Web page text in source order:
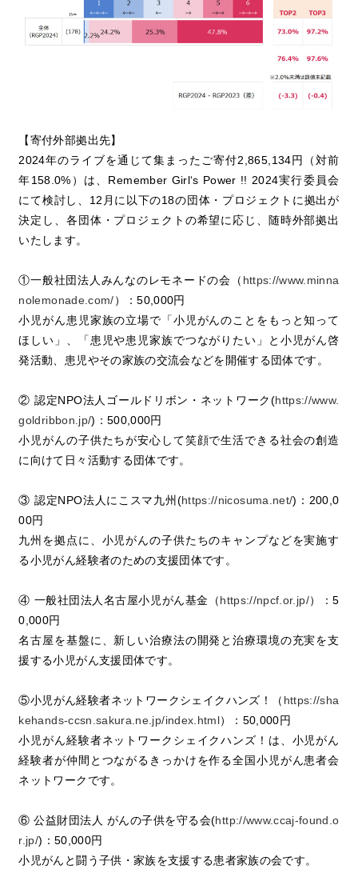
【寄付外部拠出先】
2024年のライブを通じて集まったご寄付2,865,134円（対前
年158.0%）は、Remember Girl‘s Power !! 2024実行委員会
にて検討し、12月に以下の18の団体・プロジェクトに拠出が
決定し、各団体・プロジェクトの希望に応じ、随時外部拠出
いたします。
①一般社団法人みんなのレモネードの会（ https://www.minna
nolemonade.com/）：50,000円
小児がん患児家族の立場で「小児がんのことをもっと知って
ほしい」、「患児や患児家族でつながりたい」と小児がん啓
発活動、患児やその家族の交流会などを開催する団体です。
② 認定NPO法人ゴールドリボン・ネットワーク(https://www.
goldribbon.jp/)：500,000円
小児がんの子供たちが安心して笑顔で生活できる社会の創造
に向けて日々活動する団体です。
③ 認定NPO法人にこスマ九州(https://nicosuma.net/)：200,0
00円
九州を拠点に、小児がんの子供たちのキャンプなどを実施す
る小児がん経験者のための支援団体です。
④ 一般社団法人名古屋小児がん基金（https://npcf.or.jp/）：5
0,000円
名古屋を基盤に、新しい治療法の開発と治療環境の充実を支
援する小児がん支援団体です。
⑤小児がん経験者ネットワークシェイクハンズ！（ https://sha
kehands-ccsn.sakura.ne.jp/index.html）：50,000円
小児がん経験者ネットワークシェイクハンズ！は、小児がん
経験者が仲間とつながるきっかけを作る全国小児がん患者会
ネットワークです。
⑥ 公益財団法人 がんの子供を守る会(http://www.ccaj-found.o
r.jp/)：50,000円
小児がんと闘う子供・家族を支援する患者家族の会です。